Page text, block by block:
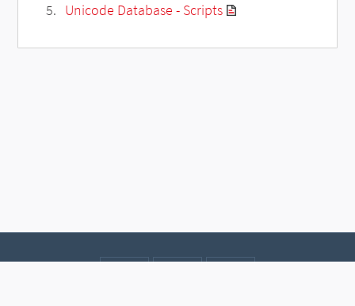
Unicode Database - Scripts